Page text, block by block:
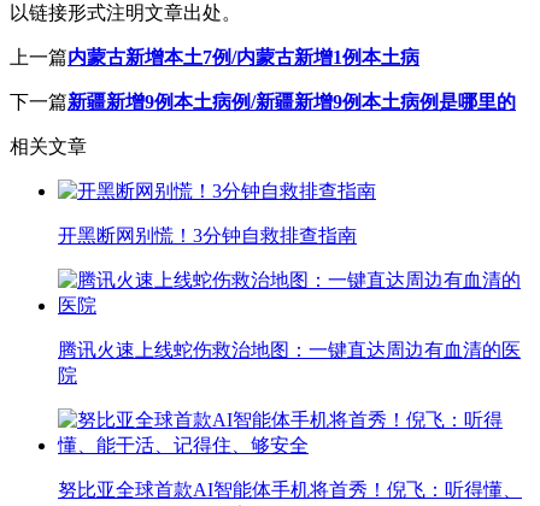
以链接形式注明文章出处。
上一篇内蒙古新增本土7例/内蒙古新增1例本土病
下一篇新疆新增9例本土病例/新疆新增9例本土病例是哪里的
相关文章
开黑断网别慌！3分钟自救排查指南
腾讯火速上线蛇伤救治地图：一键直达周边有血清的医
院
努比亚全球首款AI智能体手机将首秀！倪飞：听得懂、